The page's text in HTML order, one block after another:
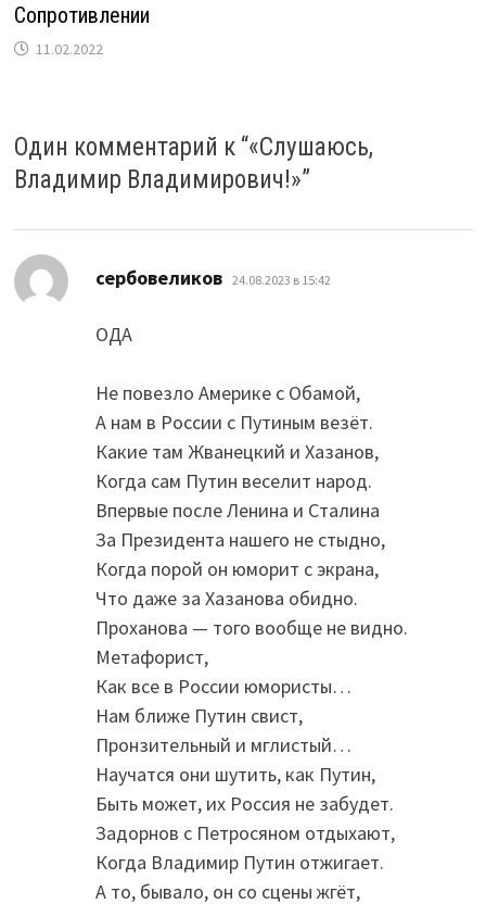
Сопротивлении
11.02.2022
Один комментарий к “«Слушаюсь,
Владимир Владимирович!»”
сербовеликов: 24.08.2023 в 15:42
ОДА
Не повезло Америке с Обамой,
А нам в России с Путиным везёт.
Какие там Жванецкий и Хазанов,
Когда сам Путин веселит народ.
Впервые после Ленина и Сталина
За Президента нашего не стыдно,
Когда порой он юморит с экрана,
Что даже за Хазанова обидно.
Проханова — того вообще не видно.
Метафорист,
Как все в России юмористы…
Нам ближе Путин свист,
Пронзительный и мглистый…
Научатся они шутить, как Путин,
Быть может, их Россия не забудет.
Задорнов с Петросяном отдыхают,
Когда Владимир Путин отжигает.
А то, бывало, он со сцены жгёт,